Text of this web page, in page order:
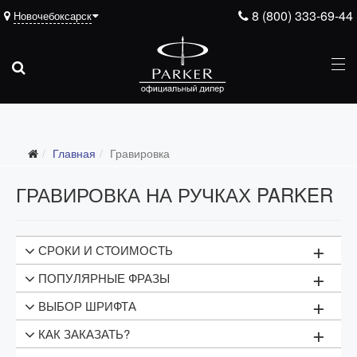
8 (800) 333-69-44
Новочебоксарск
Главная Гравировка
ГРАВИРОВКА НА РУЧКАХ PARKER
СРОКИ И СТОИМОСТЬ +
Тип гравировки Цена
1 строка текста
2 строки текста
ПОПУЛЯРНЫЕ ФРАЗЫ +
МОТИВИРУЮЩИЕ
ВЫБОР ШРИФТА +
Показать надпись
КАК ЗАКАЗАТЬ? +